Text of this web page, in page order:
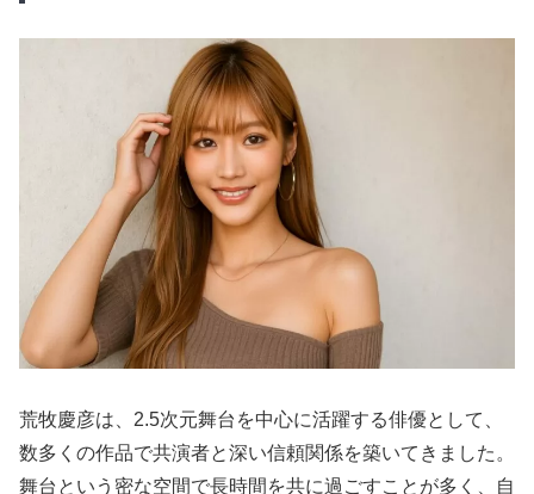
荒牧慶彦は、2.5次元舞台を中心に活躍する俳優として、
数多くの作品で共演者と深い信頼関係を築いてきました。
舞台という密な空間で長時間を共に過ごすことが多く、自